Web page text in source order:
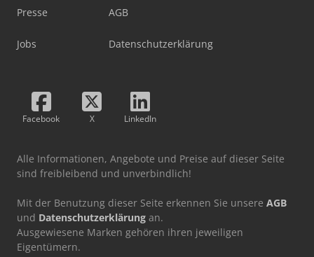
Presse
Jobs
AGB
Datenschutzerklärung
Facebook X LinkedIn
Alle Informationen, Angebote und Preise auf dieser Seite
sind freibleibend und unverbindlich!
Mit der Benutzung dieser Seite erkennen Sie unsere AGB
und Datenschutzerklärung an.
Ausgewiesene Marken gehören ihren jeweiligen
Eigentümern.